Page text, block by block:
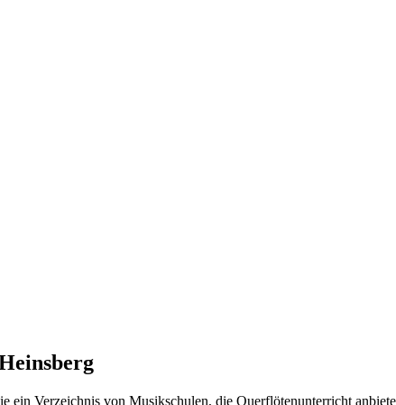
ein Verzeichnis von Musikschulen, die Querflötenunterricht